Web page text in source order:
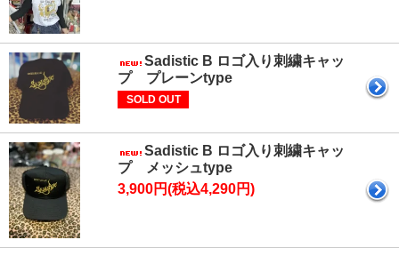
Sadistic B ロゴ入り刺繍キャッ
プ プレーンtype
SOLD OUT
Sadistic B ロゴ入り刺繍キャッ
プ メッシュtype
3,900円(税込4,290円)